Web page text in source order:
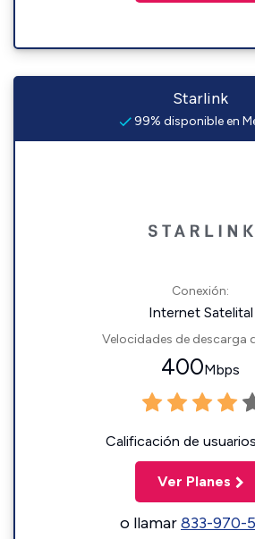
Starlink
99% disponible en
Conexión:
Internet Satelital
Velocidades de descarga
400Mbps
Calificación de
Ver Planes
o llamar833-970-